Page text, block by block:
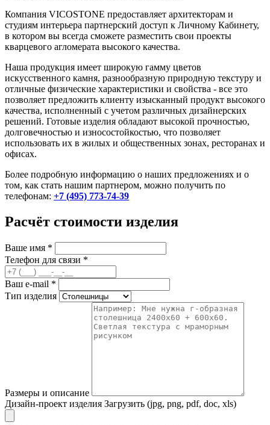
Компания VICOSTONE предоставляет архитекторам и
студиям интерьера партнерский доступ к Личному Кабинету,
в котором вы всегда сможете разместить свои проекты
кварцевого агломерата высокого качества.
Наша продукция имеет широкую гамму цветов
искусственного камня, разнообразную природную текстуру и
отличные физические характеристики и свойства - все это
позволяет предложить клиенту изысканный продукт высокого
качества, исполненный с учетом различных дизайнерских
решений. Готовые изделия обладают высокой прочностью,
долговечностью и износостойкостью, что позволяет
использовать их в жилых и общественных зонах, ресторанах и
офисах.
Более подробную информацию о наших предложениях и о
том, как стать нашим партнером, можно получить по
телефонам: +7 (495) 773-74-39
Расчёт стоимости изделия
Ваше имя *
Телефон для связи *
Ваш e-mail *
Тип изделия
Размеры и описание
Дизайн-проект изделия Загрузить (jpg, png, pdf, doc, xls)